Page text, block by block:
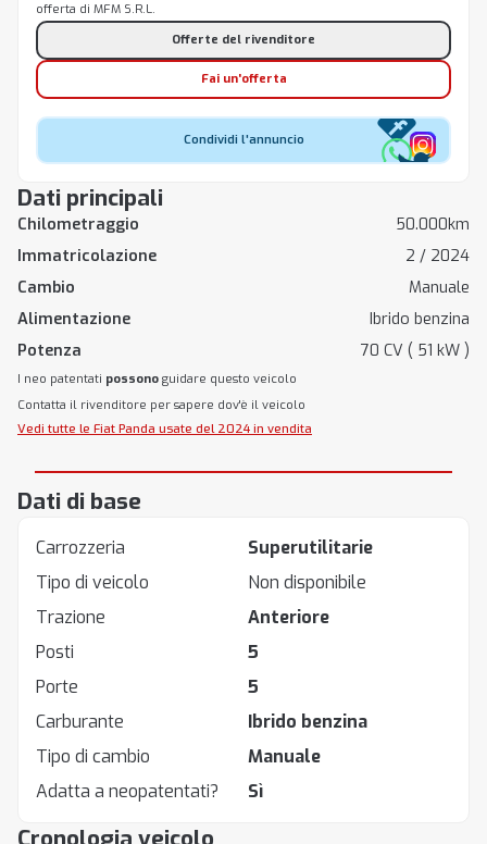
Dati principali
Chilometraggio
50.000km
Immatricolazione
2 / 2024
Cambio
Manuale
Alimentazione
Ibrido benzina
Potenza
70 CV ( 51 kW )
I neo patentati possono guidare questo veicolo
Contatta il rivenditore per sapere dov'è il veicolo
Vedi tutte le Fiat Panda usate del 2024 in vendita
offerta di MFM S.R.L.
Offerte del rivenditore
Fai un'offerta
Condividi l'annuncio
Dati di base
Carrozzeria
Superutilitarie
Tipo di veicolo
Non disponibile
Trazione
Anteriore
Posti
5
Porte
5
Carburante
Ibrido benzina
Tipo di cambio
Manuale
Adatta a neopatentati?
Sì